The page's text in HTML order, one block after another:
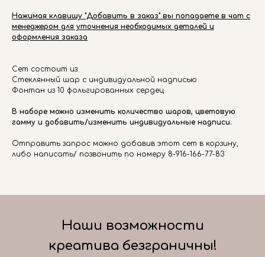
Нажимая клавишу "Добавить в заказ" вы попадаете в чат с
менеджером для уточнения необходимых деталей и
оформления заказа
Сет состоит из:
Стеклянный шар с индивидуальной надписью
Фонтан из 10 фольгированных сердец
В наборе можно изменить количество шаров, цветовую
гамму и добавить/изменить индивидуальные надписи.
Отправить запрос можно добавив этот сет в корзину,
либо написать/ позвонить по номеру 8-916-166-77-83
Наши возможности
креатива безграничны!